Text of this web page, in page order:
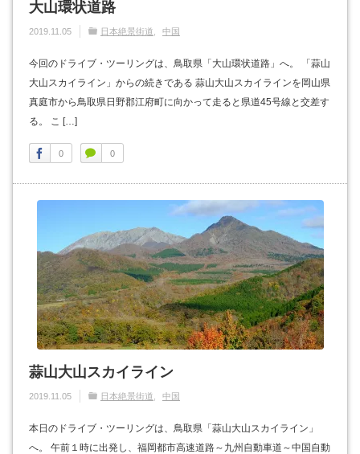
大山環状道路
2019.11.05 日本絶景街道 中国
今回のドライブ・ツーリングは、鳥取県「大山環状道路」へ。 「蒜山
大山スカイライン」からの続きである 蒜山大山スカイラインを岡山県
真庭市から鳥取県日野郡江府町に向かって走ると県道45号線と交差す
る。 こ […]
0 0
蒜山大山スカイライン
2019.11.05 日本絶景街道 中国
本日のドライブ・ツーリングは、鳥取県「蒜山大山スカイライン」
へ。 午前１時に出発し、福岡都市高速道路～九州自動車道～中国自動